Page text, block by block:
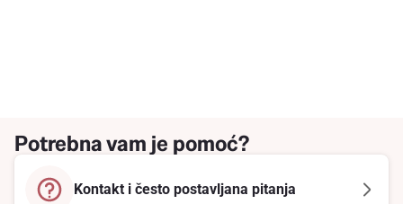
Potrebna vam je pomoć?
Kontakt i često postavljana pitanja